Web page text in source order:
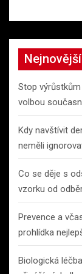
Stop
volbou
Kdy navštívit
neměli
Co se děje s
vzorku od
Prevence a
prohlídka
Biologická